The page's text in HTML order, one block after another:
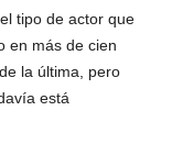
tipo de actor que
en más de cien
la última, pero
está